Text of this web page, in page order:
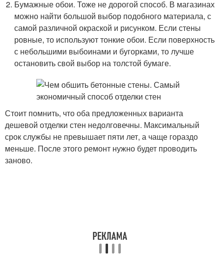
Бумажные обои. Тоже не дорогой способ. В магазинах
можно найти большой выбор подобного материала, с
самой различной окраской и рисунком. Если стены
ровные, то используют тонкие обои. Если поверхность
с небольшими выбоинами и бугорками, то лучше
остановить свой выбор на толстой бумаге.
Стоит помнить, что оба предложенных варианта
дешевой отделки стен недолговечны. Максимальный
срок службы не превышает пяти лет, а чаще гораздо
меньше. После этого ремонт нужно будет проводить
заново.